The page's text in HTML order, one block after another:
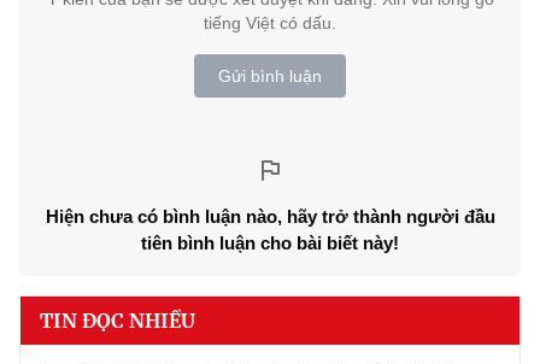
tiếng Việt có dấu.
Gửi bình luận
Hiện chưa có bình luận nào, hãy trở thành người đầu
tiên bình luận cho bài biết này!
TIN ĐỌC NHIỀU